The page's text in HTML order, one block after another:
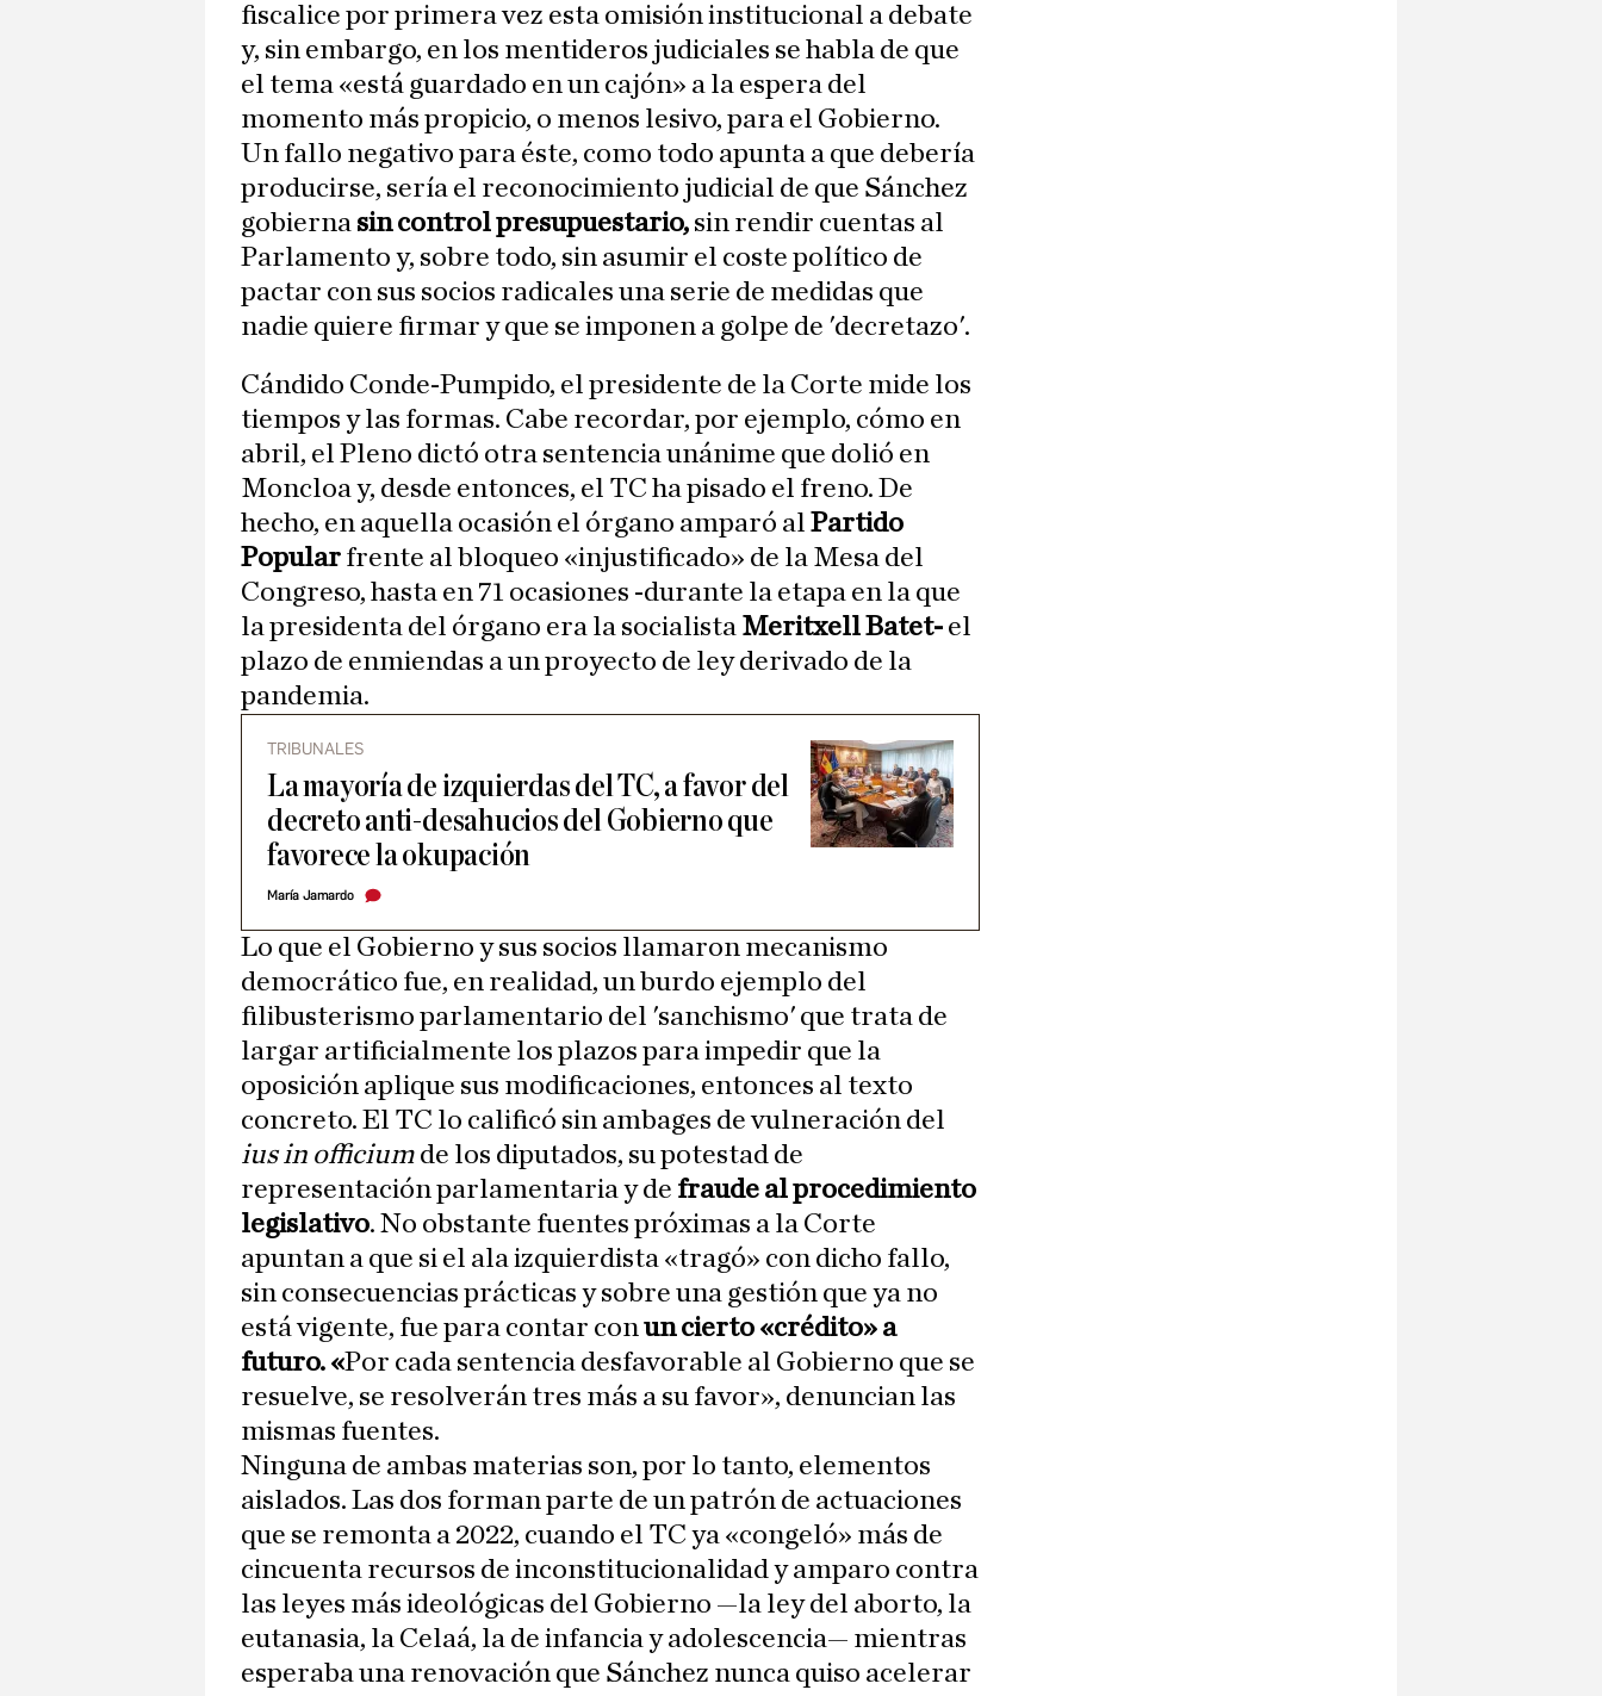
fiscalice por primera vez esta omisión institucional a debate
y, sin embargo, en los mentideros judiciales se habla de que
el tema «está guardado en un cajón» a la espera del
momento más propicio, o menos lesivo, para el Gobierno.
Un fallo negativo para éste, como todo apunta a que debería
producirse, sería el reconocimiento judicial de que Sánchez
gobierna sin control presupuestario, sin rendir cuentas al
Parlamento y, sobre todo, sin asumir el coste político de
pactar con sus socios radicales una serie de medidas que
nadie quiere firmar y que se imponen a golpe de 'decretazo'.
Cándido Conde-Pumpido, el presidente de la Corte mide los
tiempos y las formas. Cabe recordar, por ejemplo, cómo en
abril, el Pleno dictó otra sentencia unánime que dolió en
Moncloa y, desde entonces, el TC ha pisado el freno. De
hecho, en aquella ocasión el órgano amparó al Partido
Popular frente al bloqueo «injustificado» de la Mesa del
Congreso, hasta en 71 ocasiones -durante la etapa en la que
la presidenta del órgano era la socialista Meritxell Batet- el
plazo de enmiendas a un proyecto de ley derivado de la
pandemia.
TRIBUNALES
La mayoría de izquierdas del TC, a favor del
decreto anti-desahucios del Gobierno que
favorece la okupación
María Jamardo
Lo que el Gobierno y sus socios llamaron mecanismo
democrático fue, en realidad, un burdo ejemplo del
filibusterismo parlamentario del 'sanchismo' que trata de
largar artificialmente los plazos para impedir que la
oposición aplique sus modificaciones, entonces al texto
concreto. El TC lo calificó sin ambages de vulneración del
ius in officium de los diputados, su potestad de
representación parlamentaria y de fraude al procedimiento
legislativo. No obstante fuentes próximas a la Corte
apuntan a que si el ala izquierdista «tragó» con dicho fallo,
sin consecuencias prácticas y sobre una gestión que ya no
está vigente, fue para contar conun cierto «crédito» a
futuro. «Por cada sentencia desfavorable al Gobierno que se
resuelve, se resolverán tres más a su favor», denuncian las
mismas fuentes.
Ninguna de ambas materias son, por lo tanto, elementos
aislados. Las dos forman parte de un patrón de actuaciones
que se remonta a 2022, cuando el TC ya «congeló» más de
cincuenta recursos de inconstitucionalidad y amparo contra
las leyes más ideológicas del Gobierno —la ley del aborto, la
eutanasia, la Celaá, la de infancia y adolescencia— mientras
esperaba una renovación que Sánchez nunca quiso acelerar